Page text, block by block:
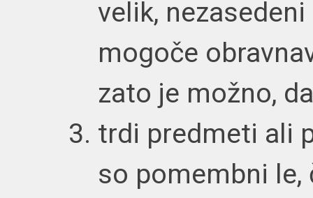
velik,
mogoče
zato je možno,
trdi predmeti ali
so pomembni le,